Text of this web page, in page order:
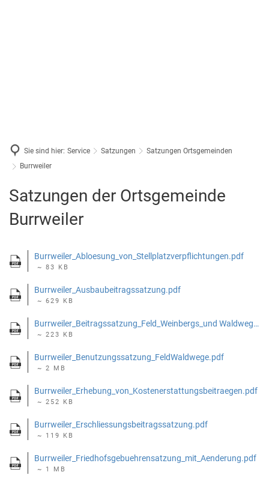
Sie sind hier: Service Satzungen
Satzungen Ortsgemeinden
Burrweiler
Burrweiler
Satzungen der Ortsgemeinde
Burrweiler
Burrweiler_Abloesung_von_Stellplatzverpflichtungen.pdf
~ 83 KB
Burrweiler_Ausbaubeitragssatzung.pdf
~ 629 KB
Burrweiler_Beitragssatzung_Feld_Weinbergs_und Waldwege.pdf
~ 223 KB
Burrweiler_Benutzungssatzung_FeldWaldwege.pdf
~ 2 MB
Burrweiler_Erhebung_von_Kostenerstattungsbeitraegen.pdf
~ 252 KB
Burrweiler_Erschliessungsbeitragssatzung.pdf
~ 119 KB
Burrweiler_Friedhofsgebuehrensatzung_mit_Aenderung.pdf
~ 1 MB